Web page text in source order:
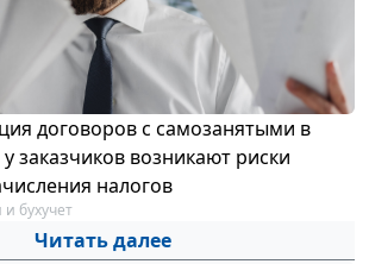
договоров с самозанятыми в
заказчиков возникают риски
налогов
и бухучет
Читать далее